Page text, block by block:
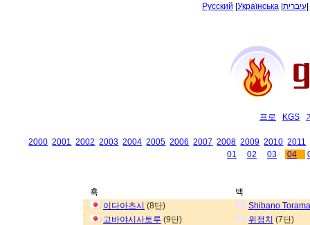
Русский Українська עיברית
프로 KGS
2000 2001 2002 2003 2004 2005 2006 2007 2008 2009 2010 2011
01
02 03 04
흑
백
이다아츠시 (8단)
Shibano
고바야시사토루 (9단) 위정치 (7단)